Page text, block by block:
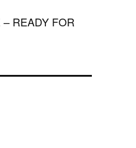
READY FOR